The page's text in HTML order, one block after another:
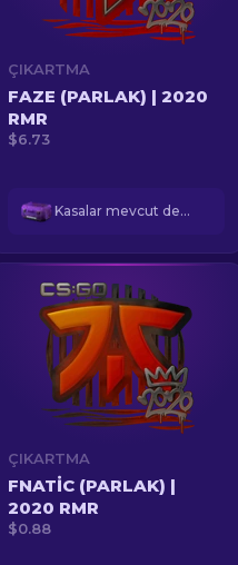
ÇIKARTMA
FAZE (PARLAK) | 2020
RMR
$6.73
Kasalar mevcut değil
ÇIKARTMA
FNATIC (PARLAK) |
2020 RMR
$0.88